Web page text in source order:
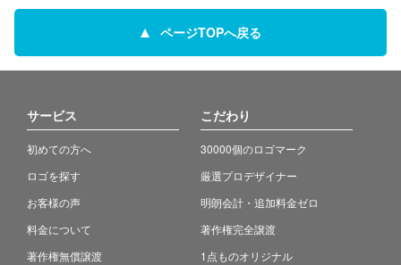
ページTOPへ戻る
サービス
初めての方へ
ロゴを探す
お客様の声
料金について
著作権無償譲渡
こだわり
30000個のロゴマーク
厳選プロデザイナー
明朗会計・追加料金ゼロ
著作権完全譲渡
1点ものオリジナル